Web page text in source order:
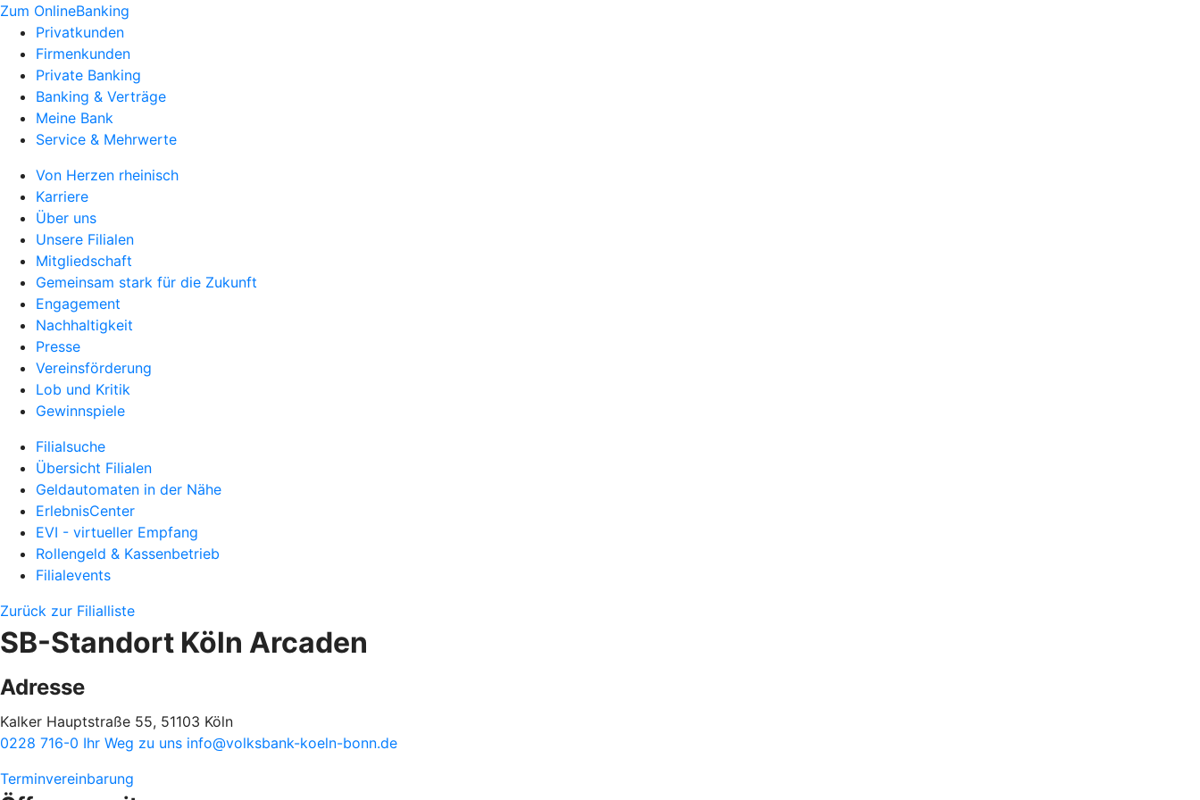
Zum OnlineBanking
Privatkunden
Firmenkunden
Private Banking
Banking & Verträge
Meine Bank
Service & Mehrwerte
Von Herzen rheinisch
Karriere
Über uns
Unsere Filialen
Mitgliedschaft
Gemeinsam stark für die Zukunft
Engagement
Nachhaltigkeit
Presse
Vereinsförderung
Lob und Kritik
Gewinnspiele
Filialsuche
Übersicht Filialen
Geldautomaten in der Nähe
ErlebnisCenter
EVI - virtueller Empfang
Rollengeld & Kassenbetrieb
Filialevents
Zurück zur Filialliste
SB-Standort Köln Arcaden
Adresse
Kalker Hauptstraße 55, 51103 Köln
0228 716-0 Ihr Weg zu uns info@volksbank-koeln-bonn.de
Terminvereinbarung